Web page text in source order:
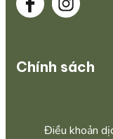
Chính sách
Điều khoản